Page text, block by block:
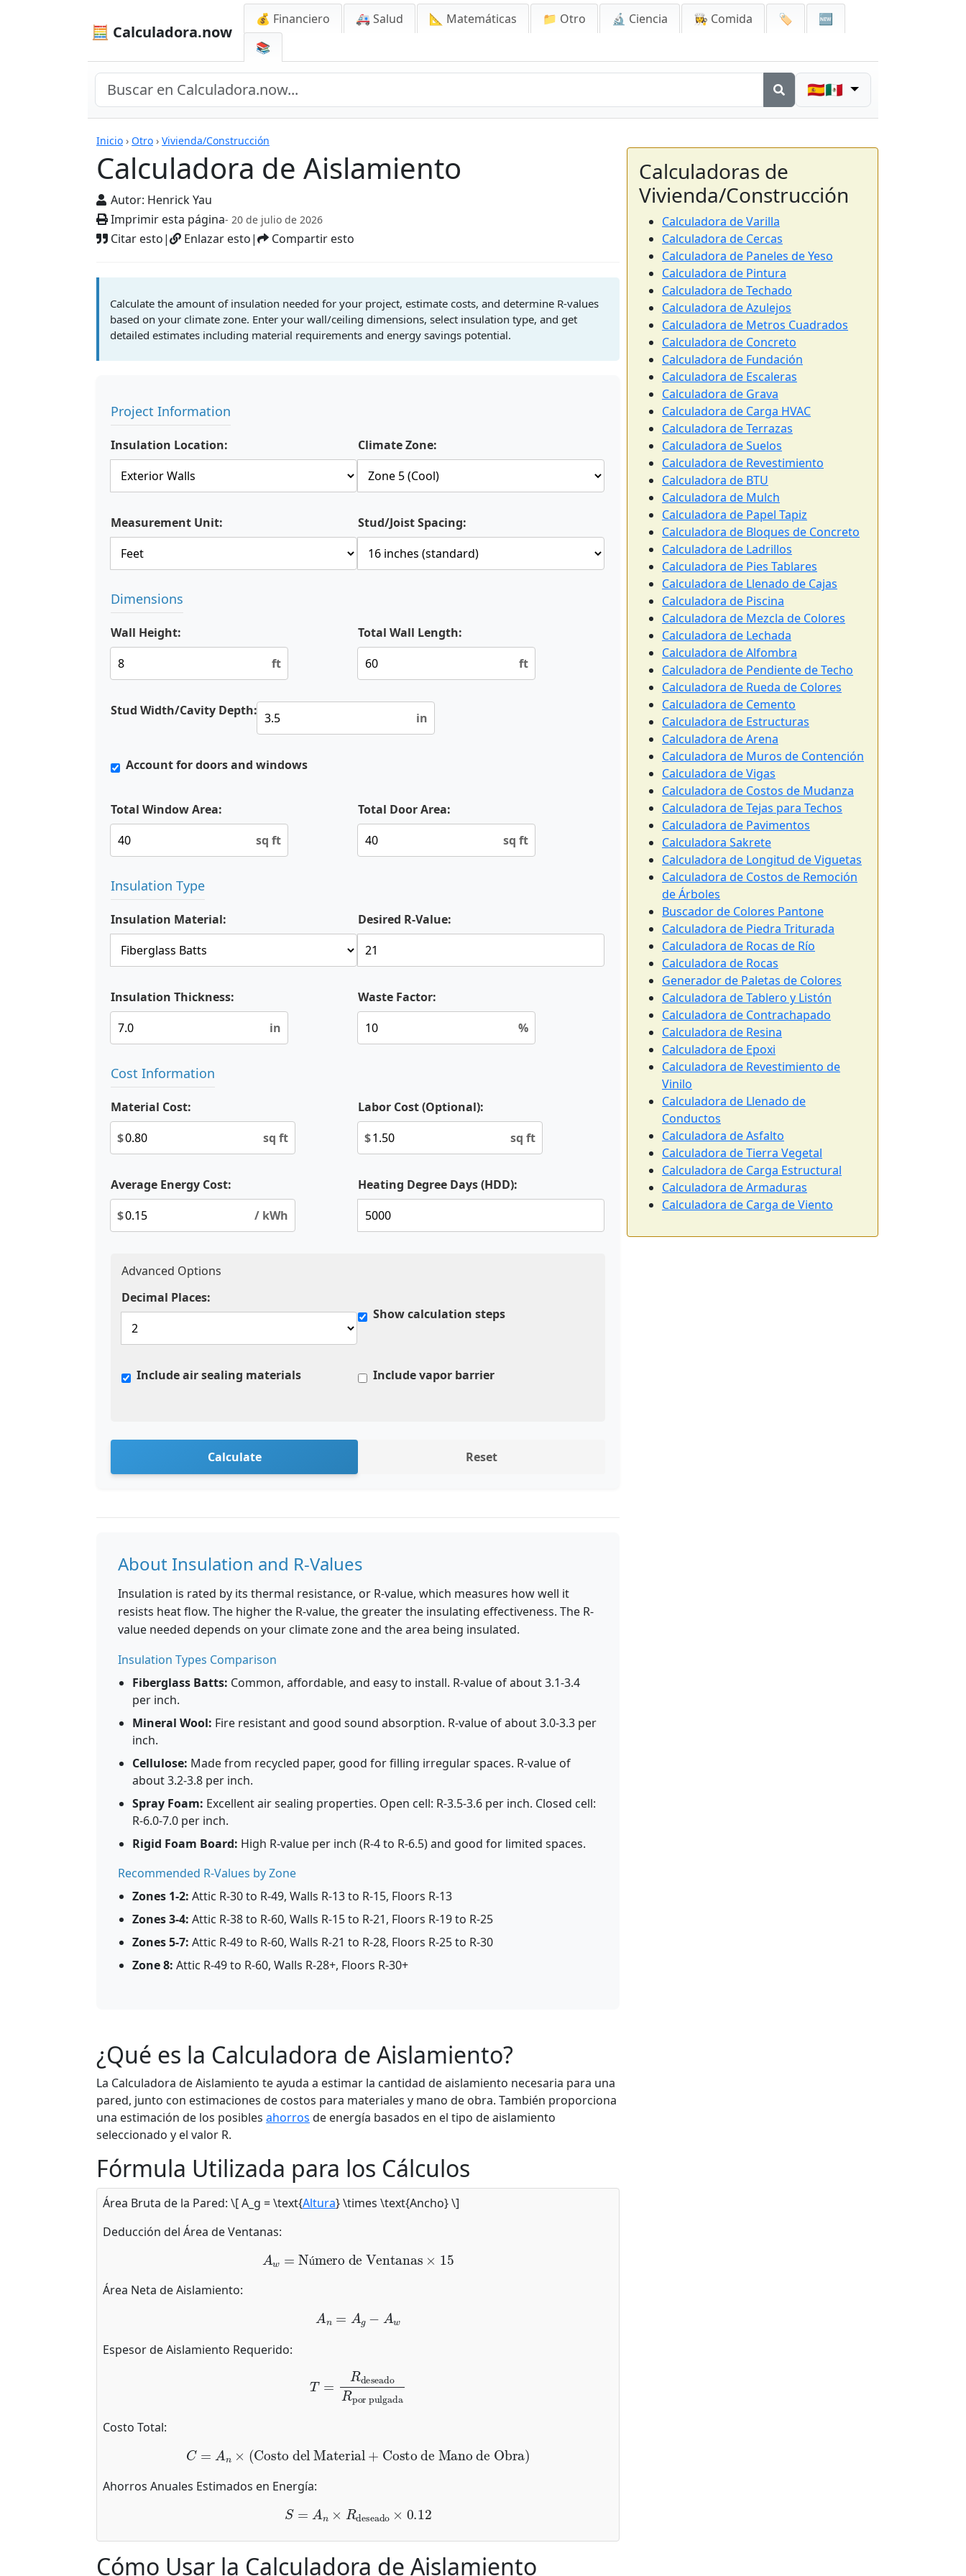
🧮 Calculadora.now
💰 Financiero 🚑 Salud 📐 Matemáticas 📁 Otro 🔬 Ciencia 👩‍🍳 Comida 🏷️
🆕
📚
🇪🇸🇲🇽
Inicio › Otro › Vivienda/Construcción
Calculadora de Aislamiento
Autor: Henrick Yau
Imprimir esta página- 20 de julio de 2026
Citar esto| Enlazar esto| Compartir esto
Calculadoras
Calculate the amount of insulation needed for your project, estimate costs, and determine R-values
based on your climate zone. Enter your wall/ceiling dimensions, select insulation type, and get
detailed estimates including material requirements and energy savings potential.
Project Information
Insulation Location: Climate Zone:
Measurement Unit: Stud/Joist Spacing:
Dimensions
Wall Height:
ft
Total Wall Length:
ft
Stud Width/Cavity Depth: in
Account for doors and windows
Total Window Area:
sq ft
Total Door Area:
sq ft
Insulation Type
Insulation Material: Desired R-Value:
Insulation Thickness:
in
Waste Factor:
%
Cost Information
Material Cost:
$
sq ft
Labor Cost (Optional):
$
sq ft
Average Energy Cost:
$
/ kWh
Heating Degree Days (HDD):
Advanced Options
Decimal Places:
Show calculation steps
Include air sealing materials Include vapor barrier
Calculate Reset
About Insulation and R-Values
Insulation is rated by its thermal resistance, or R-value, which measures how well it
resists heat flow. The higher the R-value, the greater the insulating effectiveness. The R-
value needed depends on your climate zone and the area being insulated.
Insulation Types Comparison
Fiberglass Batts: Common, affordable, and easy to install. R-value of about 3.1-3.4
per inch.
Mineral Wool: Fire resistant and good sound absorption. R-value of about 3.0-3.3 per
inch.
Cellulose: Made from recycled paper, good for filling irregular spaces. R-value of
about 3.2-3.8 per inch.
Spray Foam: Excellent air sealing properties. Open cell: R-3.5-3.6 per inch. Closed cell:
R-6.0-7.0 per inch.
Rigid Foam Board: High R-value per inch (R-4 to R-6.5) and good for limited spaces.
Recommended R-Values by Zone
Zones 1-2: Attic R-30 to R-49, Walls R-13 to R-15, Floors R-13
Zones 3-4: Attic R-38 to R-60, Walls R-15 to R-21, Floors R-19 to R-25
Zones 5-7: Attic R-49 to R-60, Walls R-21 to R-28, Floors R-25 to R-30
Zone 8: Attic R-49 to R-60, Walls R-28+, Floors R-30+
¿Qué es la Calculadora de Aislamiento?
La Calculadora de Aislamiento te ayuda a estimar la cantidad de aislamiento necesaria para una
pared, junto con estimaciones de costos para materiales y mano de obra. También proporciona
una estimación de los posibles ahorros de energía basados en el tipo de aislamiento
seleccionado y el valor R.
Fórmula Utilizada para los Cálculos
Área Bruta de la Pared: \[ A_g = \text{Altura} \times \text{Ancho} \]
Deducción del Área de Ventanas:
ú
A =Número de Ventanas× 15
Área Neta de Aislamiento:
A n= Ag w
Espesor de Aislamiento Requerido:
deseadoRpor pulgada
Costo Total:
C =A n (Costo del Material+ Costo de Mano de Obra)
Ahorros Anuales Estimados en Energía:
S =A n Rdeseado × 0.12
Cómo Usar la Calculadora de Aislamiento
Calculadoras de
Vivienda/Construcción
Calculadora de Varilla
Calculadora de Cercas
Calculadora de Paneles de Yeso
Calculadora de Pintura
Calculadora de Techado
Calculadora de Azulejos
Calculadora de Metros Cuadrados
Calculadora de Concreto
Calculadora de Fundación
Calculadora de Escaleras
Calculadora de Grava
Calculadora de Carga HVAC
Calculadora de Terrazas
Calculadora de Suelos
Calculadora de Revestimiento
Calculadora de BTU
Calculadora de Mulch
Calculadora de Papel Tapiz
Calculadora de Bloques de Concreto
Calculadora de Ladrillos
Calculadora de Pies Tablares
Calculadora de Llenado de Cajas
Calculadora de Piscina
Calculadora de Mezcla de Colores
Calculadora de Lechada
Calculadora de Alfombra
Calculadora de Pendiente de Techo
Calculadora de Rueda de Colores
Calculadora de Cemento
Calculadora de Estructuras
Calculadora de Arena
Calculadora de Muros de Contención
Calculadora de Vigas
Calculadora de Costos de Mudanza
Calculadora de Tejas para Techos
Calculadora de Pavimentos
Calculadora Sakrete
Calculadora de Longitud de Viguetas
Calculadora de Costos de Remoción
de Árboles
Buscador de Colores Pantone
Calculadora de Piedra Triturada
Calculadora de Rocas de Río
Calculadora de Rocas
Generador de Paletas de Colores
Calculadora de Tablero y Listón
Calculadora de Contrachapado
Calculadora de Resina
Calculadora de Epoxi
Calculadora de Revestimiento de
Vinilo
Calculadora de Llenado de
Conductos
Calculadora de Asfalto
Calculadora de Tierra Vegetal
Calculadora de Carga Estructural
Calculadora de Armaduras
Calculadora de Carga de Viento